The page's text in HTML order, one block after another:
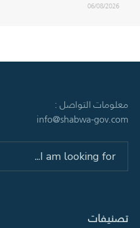
06/08/2026
معلومات التواصل :
info@shabwa-gov.com
تصنيفات